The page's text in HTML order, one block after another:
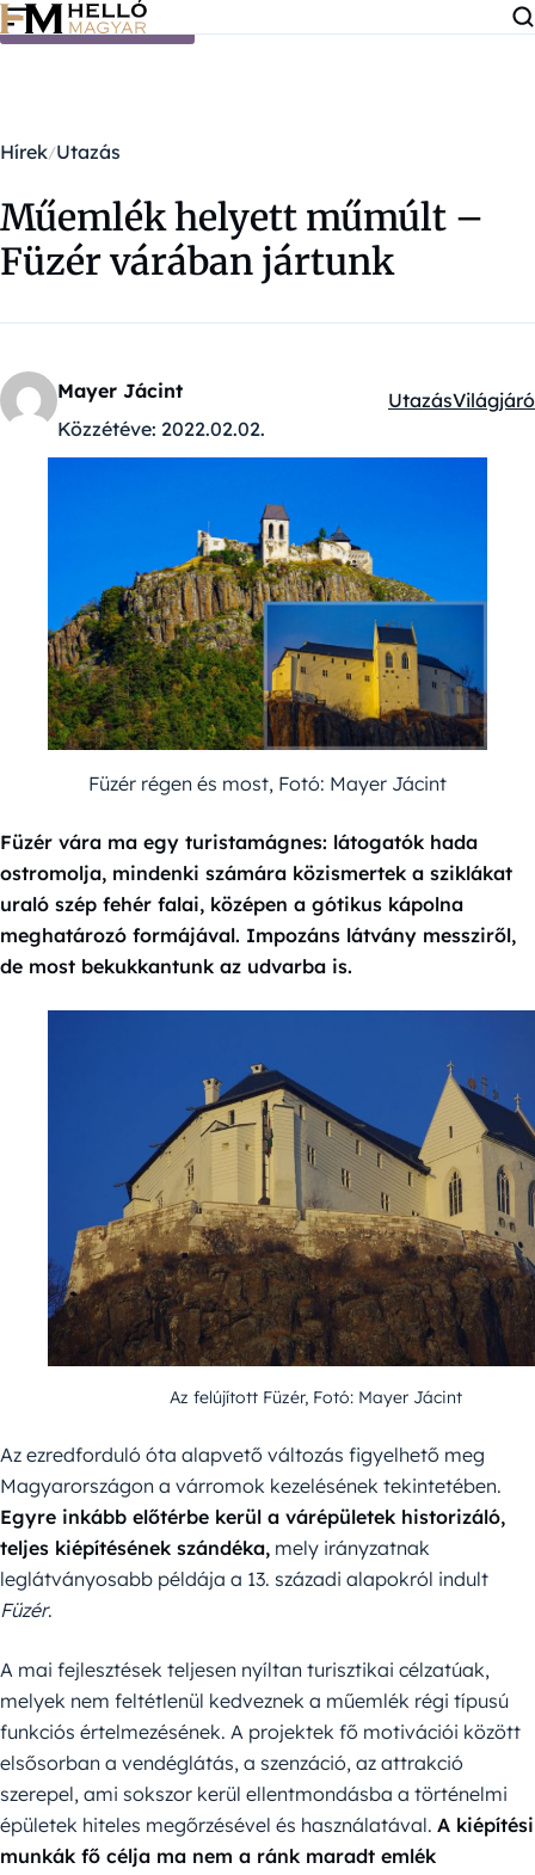
Ugrás a tartalomra
Hírek Utazás
Műemlék helyett műmúlt –
Füzér várában jártunk
Mayer Jácint
Közzétéve: 2022.02.02.
Kategóriák:
UtazásVilágjáró
Füzér régen és most, Fotó: Mayer Jácint
Füzér vára ma egy turistamágnes: látogatók hada
ostromolja, mindenki számára közismertek a sziklákat
uraló szép fehér falai, középen a gótikus kápolna
meghatározó formájával. Impozáns látvány messziről,
de most bekukkantunk az udvarba is.
Az felújított Füzér, Fotó: Mayer Jácint
Az ezredforduló óta alapvető változás figyelhető meg
Magyarországon a várromok kezelésének tekintetében.
Egyre inkább előtérbe kerül a várépületek historizáló,
teljes kiépítésének szándéka, mely irányzatnak
leglátványosabb példája a 13. századi alapokról indult
Füzér.
A mai fejlesztések teljesen nyíltan turisztikai célzatúak,
melyek nem feltétlenül kedveznek a műemlék régi típusú
funkciós értelmezésének. A projektek fő motivációi között
elsősorban a vendéglátás, a szenzáció, az attrakció
szerepel, ami sokszor kerül ellentmondásba a történelmi
épületek hiteles megőrzésével és használatával. A kiépítési
munkák fő célja ma nem a ránk maradt emlék